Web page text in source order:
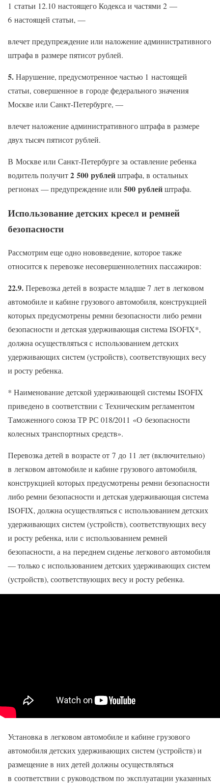
1 статьи 12.10 настоящего Кодекса и частями 2 —
6 настоящей статьи, —
влечет предупреждение или наложение административного
штрафа в размере пятисот рублей.
5.Нарушение, предусмотренное частью 1 настоящей
статьи, совершенное в городе федерального значения
Москве или Санкт-Петербурге, —
влечет наложение административного штрафа в размере
двух тысяч пятисот рублей.
В Москве или Санкт-Петербурге за оставление ребенка
водитель получит2 500 рублейштрафа, в остальных
регионах — предупреждение или 500 рублейштрафа.
Использование детских кресел и ремней
безопасности
Рассмотрим еще одно нововведение, которое также
относится к перевозке несовершеннолетних пассажиров:
22.9.Перевозка детей в возрасте младше 7 лет в легковом
автомобиле и кабине грузового автомобиля, конструкцией
которых предусмотрены ремни безопасности либо ремни
безопасности и детская удерживающая система ISOFIX*,
должна осуществляться с использованием детских
удерживающих систем (устройств), соответствующих весу
и росту ребенка.
* Наименование детской удерживающей системы ISOFIX
приведено в соответствии с Техническим регламентом
Таможенного союза ТР РС 018/2011 «О безопасности
колесных транспортных средств».
Перевозка детей в возрасте от 7 до 11 лет (включительно)
в легковом автомобиле и кабине грузового автомобиля,
конструкцией которых предусмотрены ремни безопасности
либо ремни безопасности и детская удерживающая система
ISOFIX, должна осуществляться с использованием детских
удерживающих систем (устройств), соответствующих весу
и росту ребенка, или с использованием ремней
безопасности, а на переднем сиденье легкового автомобиля
— только с использованием детских удерживающих систем
(устройств), соответствующих весу и росту ребенка.
Установка в легковом автомобиле и кабине грузового
автомобиля детских удерживающих систем (устройств) и
размещение в них детей должны осуществляться
в соответствии с руководством по эксплуатации указанных